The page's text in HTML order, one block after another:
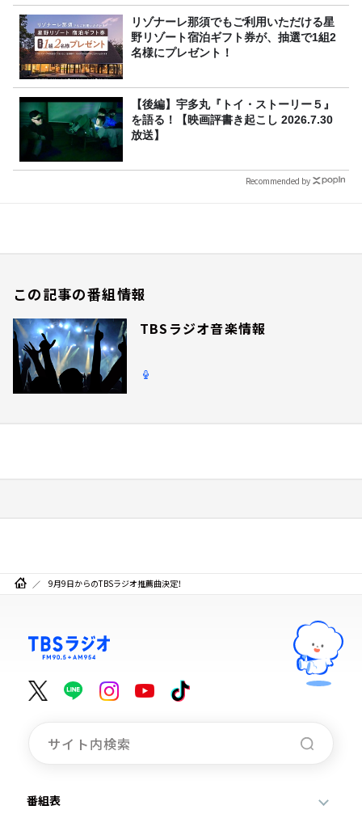
リゾナーレ那須でもご利用いただける星
野リゾート宿泊ギフト券が、抽選で1組2
名様にプレゼント！
【後編】宇多丸『トイ・ストーリー５』
を語る！【映画評書き起こし 2026.7.30
放送】
Recommended by
この記事の番組情報
TBSラジオ音楽情報
9月9日からのTBSラジオ推薦曲決定！
番組表